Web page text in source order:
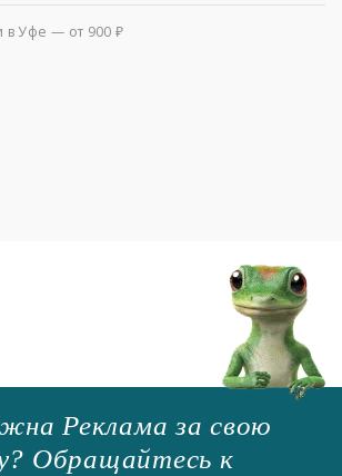
в Уфе — от 900 ₽
Реклама за свою
Обращайтесь к